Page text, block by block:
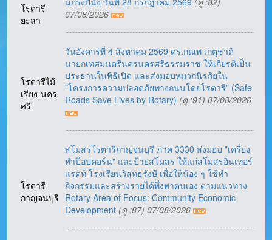
โรตารี
ยะลา
07/08/2026
โรตารีไม้
เรียง-นคร
ศรี
วันอังคารที่ 4 สิงหาคม 2569 ดร.กณพ เกตุชาติ
นายกเทศมนตรีนครนครศรีธรรมราช ให้เกียรติเป็น
ประธานในพิธีเปิด และส่งมอบหมวกนิรภัยใน
"โครงการความปลอดภัยทางถนนโดยโรตารี" (Safe
Roads Save Lives by Rotary) (ดู :91) 07/08/2026
โรตารี
กาญจนบุรี
สโมสรโรตารีกาญจนบุรี ภาค 3330 ส่งมอบ "เครื่อง
ทำป๊อปคอร์น" และป้ายสโมสร ให้แก่สโมสรอินเทอร์
แรคท์ โรงเรียนวิสุทธรังษี เพื่อให้น้อง ๆ ใช้ทำ
กิจกรรมและสร้างรายได้พึ่งพาตนเอง ตามแนวทาง
Rotary Area of Focus: Community Economic
Development (ดู :87) 07/08/2026